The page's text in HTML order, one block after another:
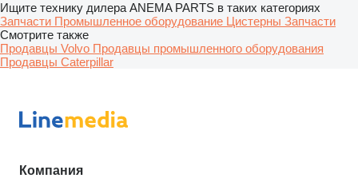
Ищите технику дилера ANEMA PARTS в таких категориях
Запчасти Промышленное оборудование Цистерны Запчасти
Смотрите также
Продавцы Volvo Продавцы промышленного оборудования
Продавцы Caterpillar
Компания